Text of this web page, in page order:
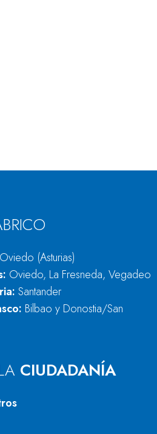
Oviedo (Asturias)
Oviedo, La Fresneda, Vegadeo
Santander
Bilbao y Donostia/San
CIUDADANÍA